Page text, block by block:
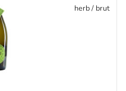
herb / brut